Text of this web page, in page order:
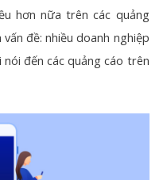
hơn nữa trên các quảng
đề: nhiều doanh nghiệp
đến các quảng cáo trên